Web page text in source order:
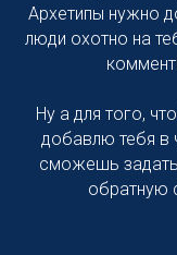
Архетипы нужно
люди охотно на
Ну а для того,
добавлю тебя в
сможешь
обратную